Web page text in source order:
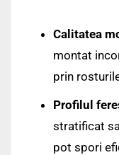
Calitatea
montat
prin
Profilul
stratificat
pot spori